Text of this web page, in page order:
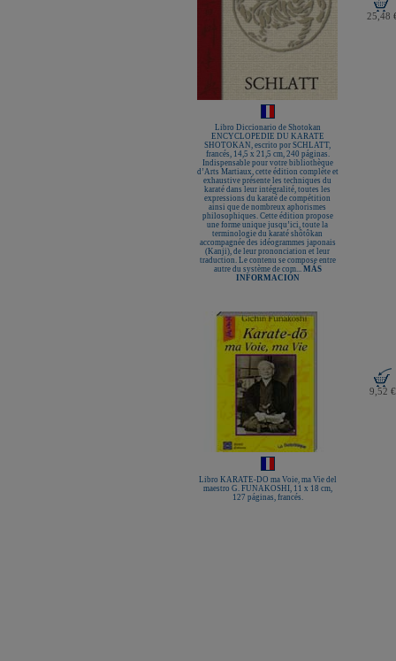
25,48
Libro Diccionario de Shotokan
ENCYCLOPEDIE DU KARATE
SHOTOKAN, escrito por SCHLATT,
francés, 14,5 x 21,5 cm, 240 páginas.
Indispensable pour votre bibliothèque
d’Arts Martiaux, cette édition complète et
exhaustive présente les techniques du
karaté dans leur intégralité, toutes les
expressions du karaté de compétition
ainsi que de nombreux aphorismes
philosophiques. Cette édition propose
une forme unique jusqu’ici, toute la
terminologie du karaté shôtôkan
accompagnée des idéogrammes japonais
(Kanji), de leur prononciation et leur
traduction. Le contenu se compose entre
autre du système de com... MÁS
INFORMACIÓN
9,52 €
Libro KARATE-DO ma Voie, ma Vie del
maestro G. FUNAKOSHI, 11 x 18 cm,
127 páginas, francés.